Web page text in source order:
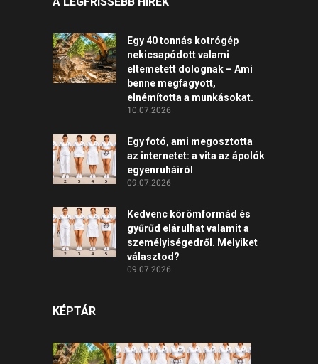
Egy 40 tonnás kotrógép
nekicsapódott valami
eltemetett dolognak – Ami
benne megfagyott,
elnémította a munkásokat.
10.07.2026
Egy fotó, ami megosztotta
az internetet: a vita az ápolók
egyenruháiról
09.07.2026
Kedvenc körömformád és
gyűrűd elárulhat valamit a
személyiségedről. Melyiket
választod?
09.07.2026
KÉPTÁR